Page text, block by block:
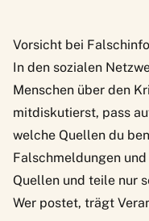
Vorsicht bei
In den sozialen
Menschen über den
mitdiskutierst, pass
welche Quellen du
Falschmeldungen
Quellen und teile nur
Wer postet, trägt